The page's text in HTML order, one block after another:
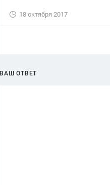
18 октября 2017
ВАШ ОТВЕТ